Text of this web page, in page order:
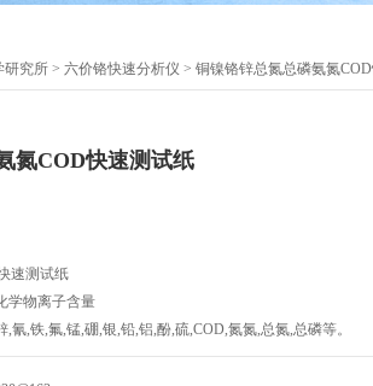
研究所 > 六价铬快速分析仪 > 铜镍铬锌总氮总磷氨氮
氮COD快速测试纸
速测试纸
学物离子含量
氰,铁,氟,锰,硼,银,铅,铝,酚,硫,COD,氮氮,总氮,总磷等。